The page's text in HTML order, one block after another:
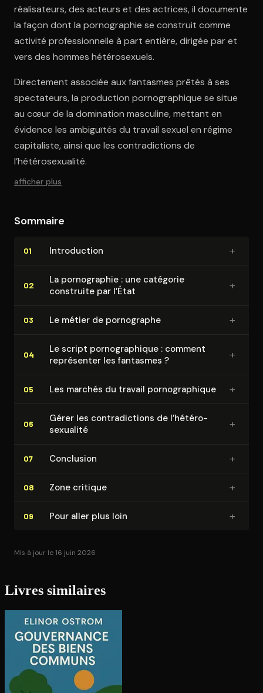
réalisateurs, des acteurs et des actrices, il documente
la façon dont la pornographie se construit comme
activité professionnelle à part entière, dirigée par et
vers des hommes hétérosexuels.
Directement associée aux fantasmes prêtés à ses
spectateurs, la production pornographique se situe
au cœur de la domination masculine, mettant en
évidence les ambiguïtés du travail sexuel en régime
capitaliste, ainsi que les contradictions de
l’hétérosexualité.
afficher plus
Sommaire
01 In­tro­duc­tion +
02
La por­no­gra­phie : une catégorie
construite par l’État
+
03 Le métier de pornographe +
04
Le script por­no­gra­phique : comment
représenter les fantasmes ?
+
05 Les marchés du travail por­no­gra­phique +
06
Gérer les contra­dic­tions de l’hé­té­ro­
sexua­li­té
+
07 Conclusion +
08 Zone critique +
09 Pour aller plus loin +
Mis à jour le 16 juin 2026
Livres similaires